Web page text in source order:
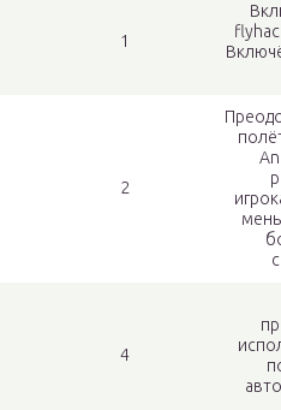
1
2
4